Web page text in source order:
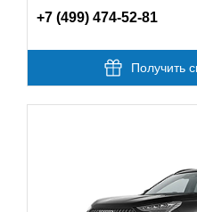
+7 (499) 474-52-81
Получить